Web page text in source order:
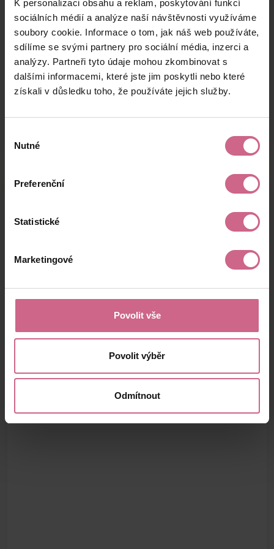
K personalizaci obsahu a reklam, poskytování funkcí
sociálních médií a analýze naší návštěvnosti využíváme
soubory cookie. Informace o tom, jak náš web používáte,
sdílíme se svými partnery pro sociální média, inzerci a
analýzy. Partneři tyto údaje mohou zkombinovat s
dalšími informacemi, které jste jim poskytli nebo které
získali v důsledku toho, že používáte jejich služby.
souhlasu
Nutné
Preferenční
Statistické
Marketingové
Povolit vše
Povolit výběr
Odmítnout
M****
K****
3. 11. 2025
22:02:23
M****
Š****
120 Kč
3. 11. 2025
21:59:05
109 Kč
A****
M****
1 250 Kč
3. 11. 2025
21:43:50
1 137 Kč
keyboard_arrow_left keyboard_arrow_right